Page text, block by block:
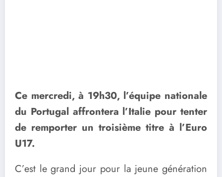
Ce mercredi, à 19h30, l’équipe nationale
du Portugal affrontera l’Italie pour tenter
de remporter un troisième titre à l’Euro
U17.
C’est le grand jour pour la jeune génération